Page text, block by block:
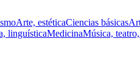
Arte, estéticaCiencias básicas
linguísticaMedicinaMúsica,